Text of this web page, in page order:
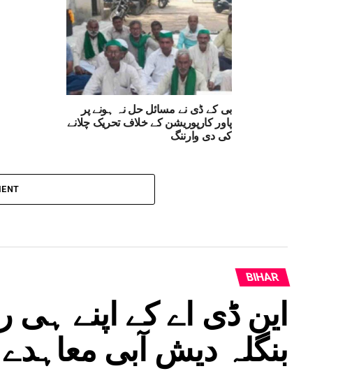
بی کے ڈی نے مسائل حل نہ ہونے پر
پاور کارپوریشن کے خلاف تحریک چلانے
کی دی وارننگ
BIHAR
این ڈی اے کے اپنے ہی
بنگلہ دیش آبی